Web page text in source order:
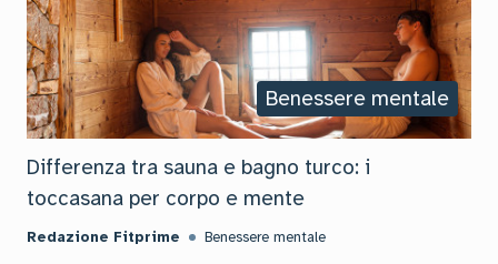
Benessere mentale
Differenza tra sauna e bagno turco: i
toccasana per corpo e mente
Redazione Fitprime Benessere mentale